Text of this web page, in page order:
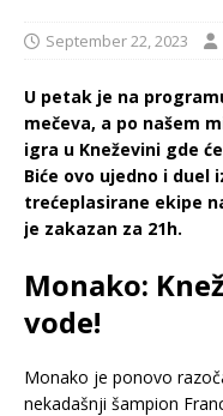
September 22, 2023
U petak je na
mečeva, a po našem
igra u Kneževini gde
Biće ovo ujedno i
trećeplasirane ekipe
je zakazan za 21h.
Monako:
vode!
Monako je ponovo
nekadašnji šampion